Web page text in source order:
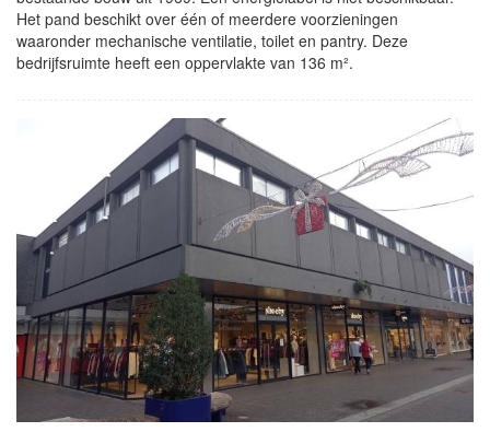
Het pand beschikt over één of meerdere voorzieningen
waaronder mechanische ventilatie, toilet en pantry. Deze
bedrijfsruimte heeft een oppervlakte van 136 m².